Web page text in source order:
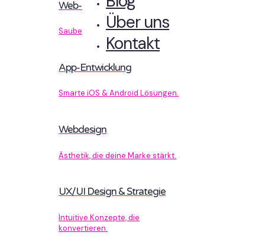
Über uns
Kontakt
Web-Entwicklung
Sauberer Code, der performt.
App-Entwicklung
Smarte iOS & Android Lösungen.
Webdesign
Ästhetik, die deine Marke stärkt.
UX/UI Design & Strategie
Intuitive Konzepte, die
konvertieren.